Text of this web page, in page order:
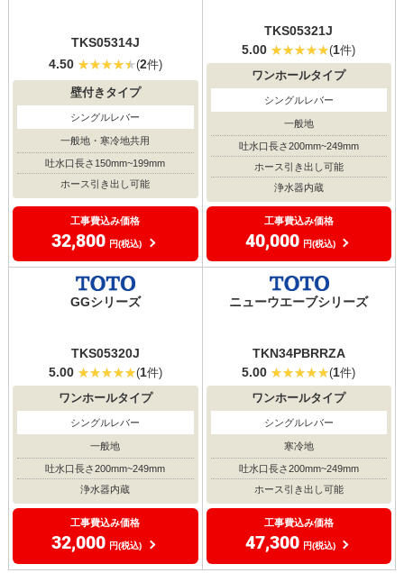
TKS05314J
4.50
(2件)
壁付きタイプ
シングルレバー
一般地・寒冷地共用
吐水口長さ150mm~199mm
ホース引き出し可能
工事費込み価格
32,800 円(税込)
TKS05321J
5.00
(1件)
ワンホールタイプ
シングルレバー
一般地
吐水口長さ200mm~249mm
ホース引き出し可能
浄水器内蔵
工事費込み価格
40,000 円(税込)
GGシリーズ
TKS05320J
5.00
(1件)
ワンホールタイプ
シングルレバー
一般地
吐水口長さ200mm~249mm
浄水器内蔵
工事費込み価格
32,000 円(税込)
ニューウエーブシリーズ
TKN34PBRRZA
5.00
(1件)
ワンホールタイプ
シングルレバー
寒冷地
吐水口長さ200mm~249mm
ホース引き出し可能
工事費込み価格
47,300 円(税込)